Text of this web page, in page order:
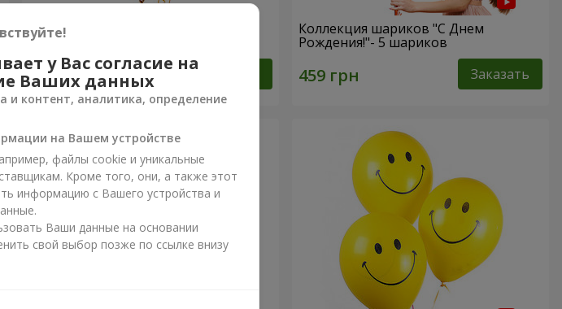
Фонтан шаров “Golden hearts” Коллекция шариков "С Днем
Рождения!"- 5 шариков
Заказать
у Вас согласие на
Ваших данных
и контент, аналитика, определение
на Вашем устройстве
файлы cookie и уникальные
Кроме того, они, а также этот
информацию с Вашего устройства и
Ваши данные на основании
свой выбор позже по ссылке внизу